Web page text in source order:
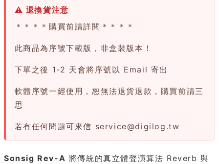
⚠ 退換貨注意
＊＊＊＊購買前請詳閱＊＊＊＊
此商品為序號下載版，非盒裝版本！
下單之後 1-2 天會將序號以 Email 寄出
軟體序號一經使用，恕無法退貨退款，購買前請三
思
若有任何問題可來信 service@digilog.tw
Sonsig Rev-A 將傳統的真立體聲演算法 Reverb 與